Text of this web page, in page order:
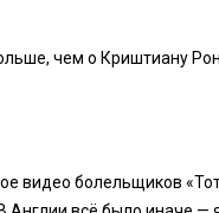
чем о Криштиану
видео болельщиков